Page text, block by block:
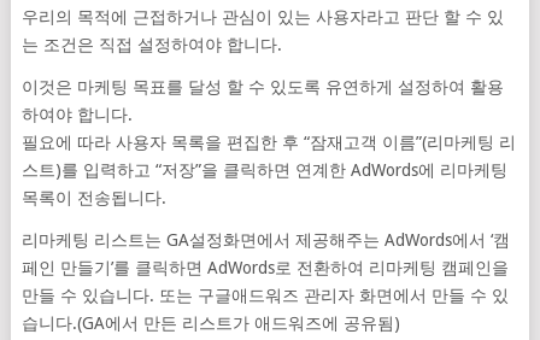
우리의 목적에 근접하거나 관심이 있는 사용자라고 판단 할 수 있
는 조건은 직접 설정하여야 합니다.
이것은 마케팅 목표를 달성 할 수 있도록 유연하게 설정하여 활용
하여야 합니다.
필요에 따라 사용자 목록을 편집한 후 “잠재고객 이름”(리마케팅 리
스트)를 입력하고 “저장”을 클릭하면 연계한 AdWords에 리마케팅
목록이 전송됩니다.
리마케팅 리스트는 GA설정화면에서 제공해주는 AdWords에서 ‘캠
페인 만들기’를 클릭하면 AdWords로 전환하여 리마케팅 캠페인을
만들 수 있습니다. 또는 구글애드워즈 관리자 화면에서 만들 수 있
습니다.(GA에서 만든 리스트가 애드워즈에 공유됨)